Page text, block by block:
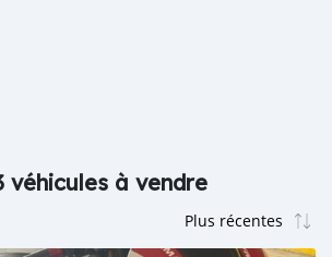
véhicules à vendre